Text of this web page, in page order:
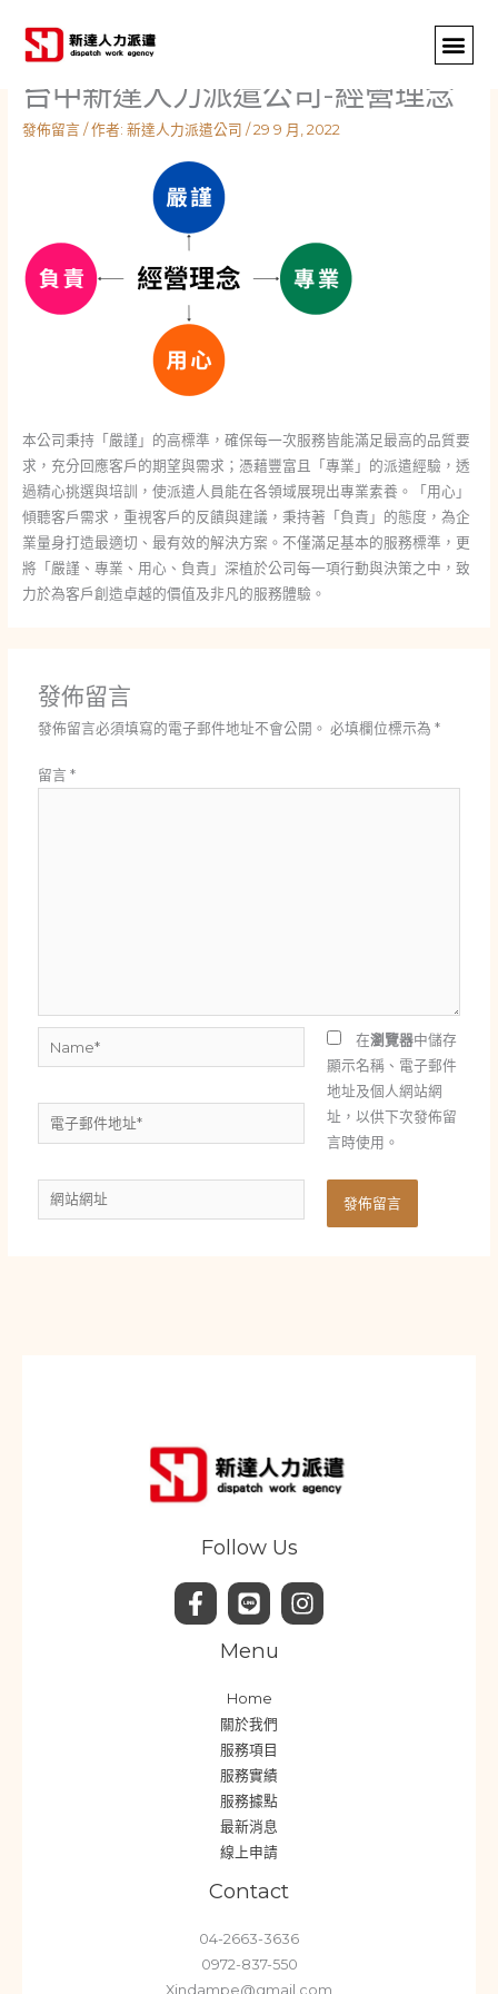
台中新達人力派遣公司-經營理念
發佈留言 / 作者: 新達人力派遣公司 /29 9 月, 2022
本公司秉持「嚴謹」的高標準，確保每一次服務皆能滿足最高的品質要
求，充分回應客戶的期望與需求；憑藉豐富且「專業」的派遣經驗，透
過精心挑選與培訓，使派遣人員能在各領域展現出專業素養。「用心」
傾聽客戶需求，重視客戶的反饋與建議，秉持著「負責」的態度，為企
業量身打造最適切、最有效的解決方案。不僅滿足基本的服務標準，更
將「嚴謹、專業、用心、負責」深植於公司每一項行動與決策之中，致
力於為客戶創造卓越的價值及非凡的服務體驗。
發佈留言
發佈留言必須填寫的電子郵件地址不會公開。 必填欄位標示為*
留言*
電
子
件
地
網
站
在瀏覽器中儲存
顯示名稱、電子郵件
地址及個人網站網
址，以供下次發佈留
言時使用。
Follow Us
Menu
Home
關於我們
服務項目
服務實績
服務據點
最新消息
線上申請
Contact
04-2663-3636
0972-837-550
Xindampe@gmail.com